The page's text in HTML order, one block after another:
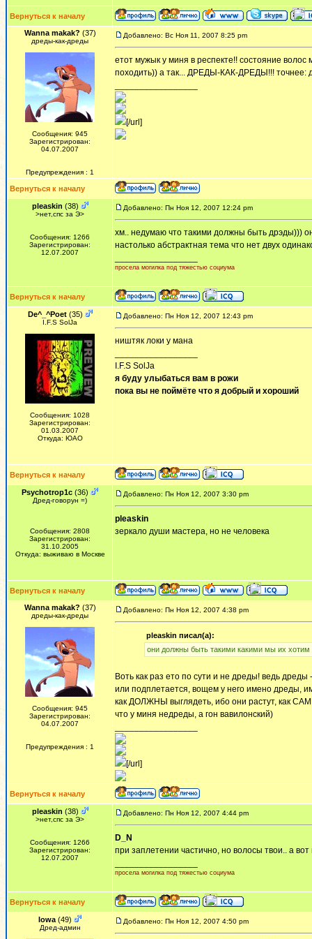
Вернуться к началу
Wanna makak? (37)
дреды-как-дреды
Сообщения: 945
Зарегистрирован:
04.07.2007
Предупреждения : 1
Добавлено: Вс Ноя 11, 2007 8:25 pm
етот мужык у миня в респекте!! состояние
походить)) а так... ДРЕДЫ-КАК-ДРЕДЫ!!! точнее:
[/url]
Вернуться к началу
pleaskin (38)
>нет,спс за Э>
Сообщения: 1266
Зарегистрирован:
12.07.2007
Добавлено: Пн Ноя 12, 2007 12:24 pm
хм.. недумаю что такими должны быть дрэды)))
настолько абстрактная тема что нет двух
просела могилка под тяжестью социума
Вернуться к началу
De^_^Poet(35)
I.F.S SolJa
Сообщения: 1028
Зарегистрирован:
01.03.2007
Откуда: ЮАО
Добавлено: Пн Ноя 12, 2007 12:43 pm
ништяк локи у мана
I.F.S SolJa
я буду улыбаться вам в рожи
пока вы не поймёте что я добрый и хороший
Вернуться к началу
Psychotrop1c (36)
Дред-говорун =)
Сообщения: 2808
Зарегистрирован:
31.10.2005
Откуда: выживаю в Москве
Добавлено: Пн Ноя 12, 2007 3:30 pm
pleaskin
зеркало души мастера, но не человека
Вернуться к началу
Wanna makak? (37)
дреды-как-дреды
Сообщения: 945
Зарегистрирован:
04.07.2007
Предупреждения : 1
Добавлено: Пн Ноя 12, 2007 4:38 pm
pleaskin писал(а):
они должны быть такими какими мы их хотим
Воть как раз ето по сути и не дреды! ведь
или подплетается, вощем у него имено дреды,
как ДОЛЖНЫ выглядеть, ибо они растут, как
что у миня недреды, а гон вавилонский)
[/url]
Вернуться к началу
pleaskin (38)
>нет,спс за Э>
Сообщения: 1266
Зарегистрирован:
12.07.2007
Добавлено: Пн Ноя 12, 2007 4:44 pm
D_N
при заплетении частично, но волосы твои.. а
просела могилка под тяжестью социума
Вернуться к началу
Iowa (49)
Дред-админ
Добавлено: Пн Ноя 12, 2007 4:50 pm